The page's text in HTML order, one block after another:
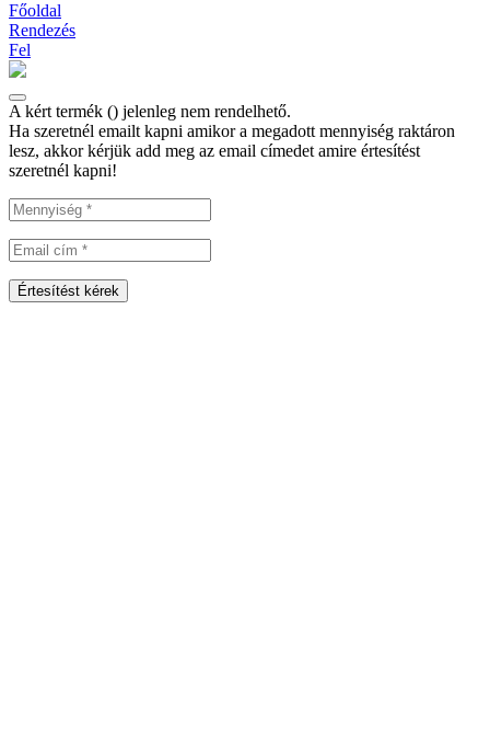
Főoldal
Rendezés
Fel
A kért termék () jelenleg nem rendelhető.
Ha szeretnél emailt kapni amikor a megadott mennyiség raktáron
lesz, akkor kérjük add meg az email címedet amire értesítést
szeretnél kapni!